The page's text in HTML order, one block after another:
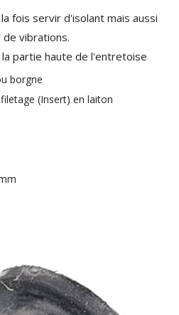
fois servir d'isolant mais aussi
vibrations.
partie haute de l'entretoise
borgne
(Insert) en laiton